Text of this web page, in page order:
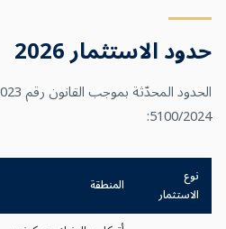
حدود الاستثمار 2026
5100/2024:
نوع
الاستثمار
المنطقة